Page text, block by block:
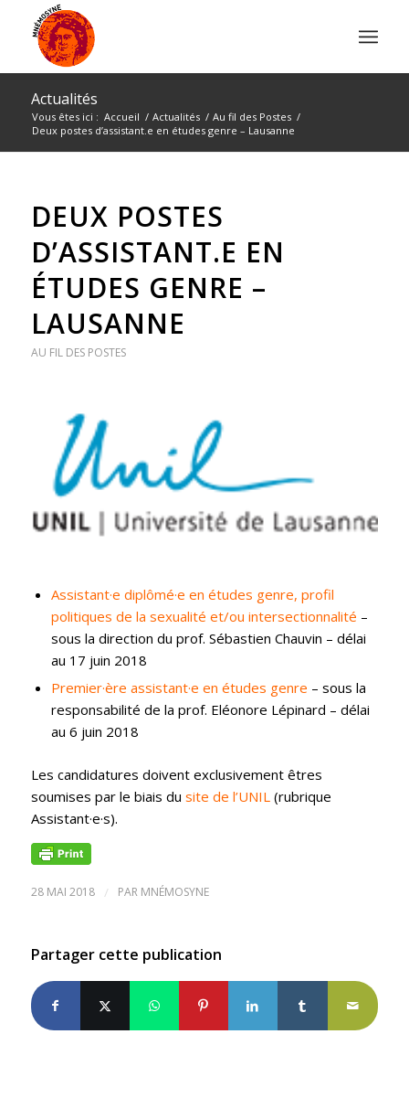
Actualités
Vous êtes ici : Accueil / Actualités / Au fil des Postes /
Deux postes d’assistant.e en études genre – Lausanne
DEUX POSTES
D’ASSISTANT.E EN
ÉTUDES GENRE –
LAUSANNE
AU FIL DES POSTES
Assistant·e diplômé·e en études genre, profil
politiques de la sexualité et/ou intersectionnalité –
sous la direction du prof. Sébastien Chauvin – délai
au 17 juin 2018
Premier·ère assistant·e en études genre – sous la
responsabilité de la prof. Eléonore Lépinard – délai
au 6 juin 2018
Les candidatures doivent exclusivement êtres
soumises par le biais du site de l’UNIL (rubrique
Assistant·e·s).
28 MAI 2018 / PAR MNÉMOSYNE
Partager cette publication